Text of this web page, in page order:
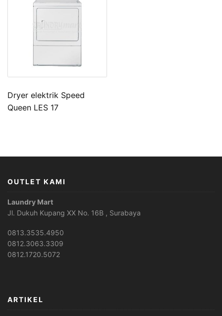
Dryer elektrik Speed
Queen LES 17
OUTLET KAMI
Laundry Mart
Jl. Dukuh Kupang XX No. 16B , Surabaya
0813.3535.4950
0812.3063.3309
0812.1720.5072
ARTIKEL